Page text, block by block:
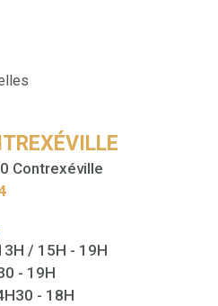
Contrexéville
/ 15H - 19H
- 19H
- 18H